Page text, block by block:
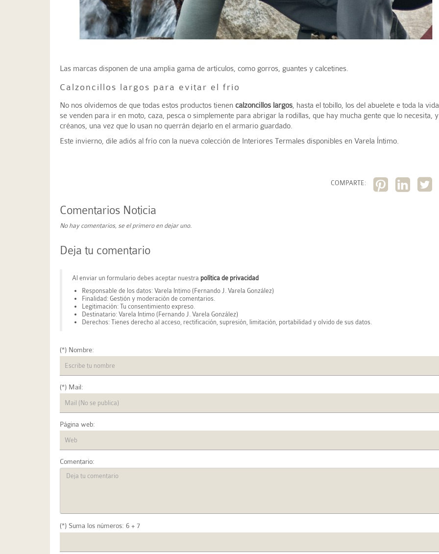
Las marcas disponen de una amplia gama de artículos, como gorros, guantes y calcetines.
Calzoncillos largos para evitar el frío
No nos olvidemos de que todas estos productos tienen calzoncillos largos, hasta el tobillo, los del abuelete e toda la
se venden para ir en moto, caza, pesca o simplemente para abrigar la rodillas, que hay mucha gente que lo necesita, y
créanos, una vez que lo usan no querrán dejarlo en el armario guardado.
Este invierno, dile adiós al frío con la nueva colección de Interiores Termales disponibles en Varela Íntimo.
COMPARTE:
Comentarios Noticia
No hay comentarios, se el primero en dejar uno.
Deja tu comentario
Al enviar un formulario debes aceptar nuestra política de privacidad
Responsable de los datos: Varela Intimo (Fernando J. Varela González)
Finalidad: Gestión y moderación de comentarios.
Legitimación: Tu consentimiento expreso.
Destinatario: Varela Intimo (Fernando J. Varela González)
Derechos: Tienes derecho al acceso, rectificación, supresión, limitación, portabilidad y olvido de sus datos.
(*) Nombre:
(*) Mail:
Página web:
Comentario:
(*) Suma los números: 6 + 7